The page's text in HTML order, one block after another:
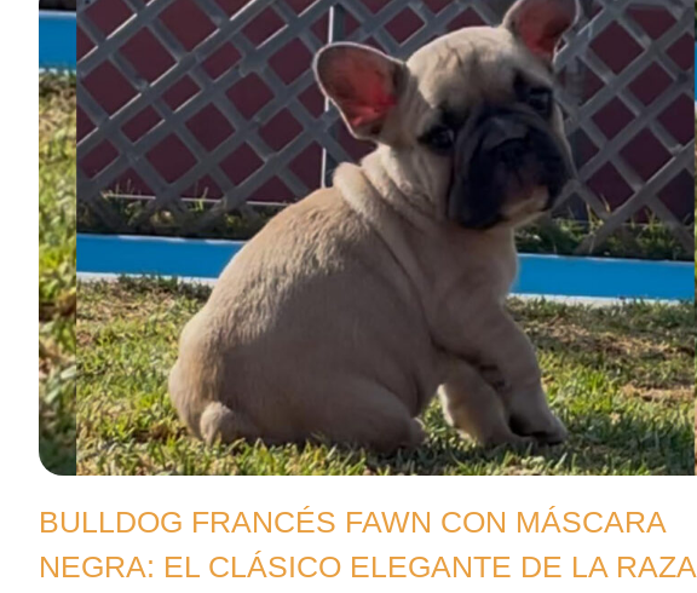
BULLDOG FRANCÉS FAWN CON MÁSCARA
NEGRA: EL CLÁSICO ELEGANTE DE LA RAZA